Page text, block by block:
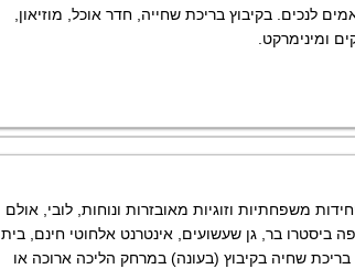
לנכים. בקיבוץ בריכת שחייה, חדר אוכל, מוזיאון,
ומינימרקט.
משפחתיות וזוגיות מאובזרות ונוחות, לובי, אולם
ביסטרו בר, גן שעשועים, אינטרנט אלחוטי חינם, בית
בריכת שחיה בקיבוץ (בעונה) במרחק הליכה ארוכה או